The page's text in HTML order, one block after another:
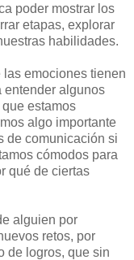
poder mostrar los
etapas, explorar
habilidades.
emociones tienen
entender algunos
estamos
algo importante
de comunicación si
cómodos para
qué de ciertas
alguien por
retos, por
de logros, que sin